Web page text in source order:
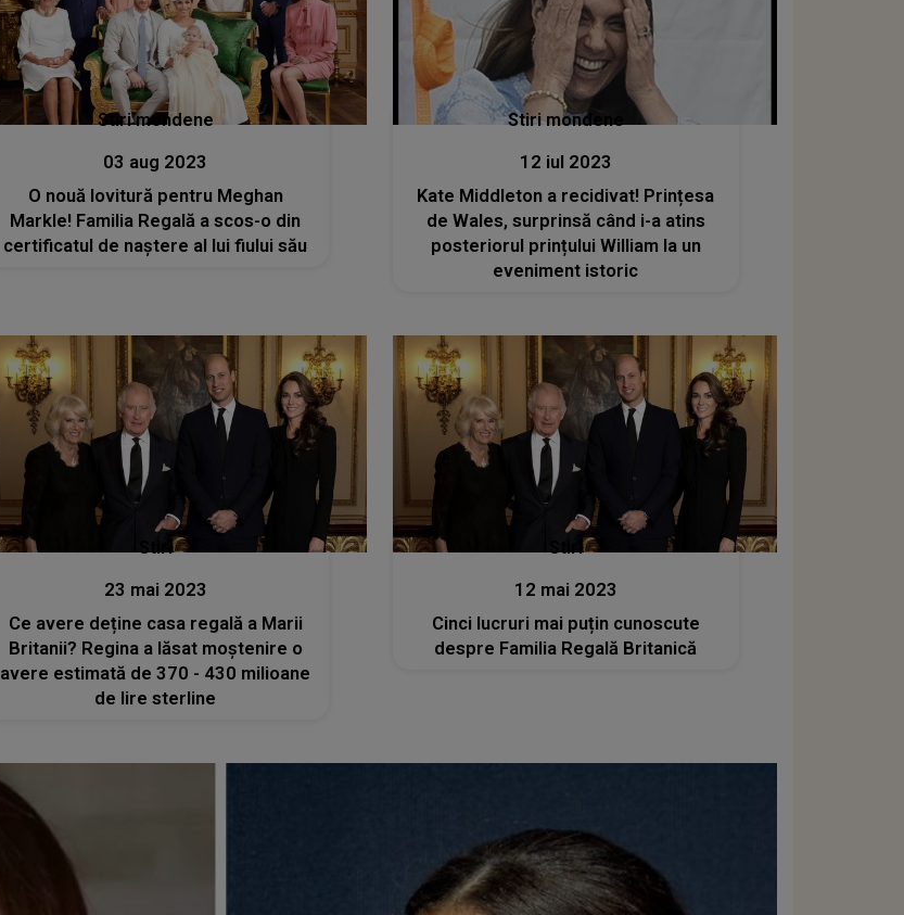
Stiri mondene
03 aug 2023
O nouă lovitură pentru Meghan
Markle! Familia Regală a scos-o din
certificatul de naștere al lui fiului său
Stiri mondene
12 iul 2023
Kate Middleton a recidivat! Prințesa
de Wales, surprinsă când i-a atins
posteriorul prințului William la un
eveniment istoric
Stiri
23 mai 2023
Ce avere deține casa regală a Marii
Britanii? Regina a lăsat moștenire o
avere estimată de 370 - 430 milioane
de lire sterline
Stiri
12 mai 2023
Cinci lucruri mai puțin cunoscute
despre Familia Regală Britanică